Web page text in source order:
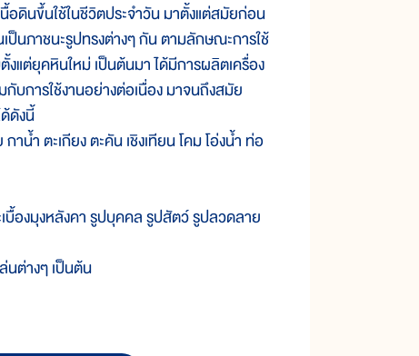
ดินขึ้นใช้ในชีวิตประจำวัน มาตั้งแต่สมัยก่อน
นภาชนะรูปทรงต่างๆ กัน ตามลักษณะการใช้
แต่ยุคหินใหม่ เป็นต้นมา ได้มีการผลิตเครื่อง
การใช้งานอย่างต่อเนื่อง มาจนถึงสมัย
ดังนี้
าน้ำ ตะเกียง ตะคัน เชิงเทียน โคม โอ่งน้ำ ท่อ
บื้องมุงหลังคา รูปบุคคล รูปสัตว์ รูปลวดลาย
นต่างๆ เป็นต้น